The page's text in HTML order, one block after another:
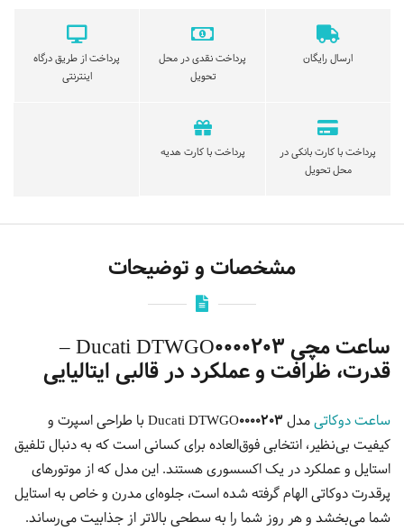
ارسال رایگان
پرداخت نقدی در محل
تحویل
پرداخت از طریق درگاه
اینترنتی
پرداخت با کارت بانکی در
محل تحویل
پرداخت با کارت هدیه
مشخصات و توضیحات
ساعت مچی
قدرت، ظرافت و عملکرد در قالبی ایتالیایی
ساعت دوکاتیمدلDucati DTWGO0000203 با طراحی اسپرت و
کیفیت بی‌نظیر، انتخابی فوق‌العاده برای کسانی است که به دنبال تلفیق
استایل و عملکرد در یک اکسسوری هستند. این مدل که از موتورهای
پرقدرت دوکاتی الهام گرفته شده است، جلوه‌ای مدرن و خاص به استایل
شما می‌بخشد و هر روز شما را به سطحی بالاتر از جذابیت می‌رساند.